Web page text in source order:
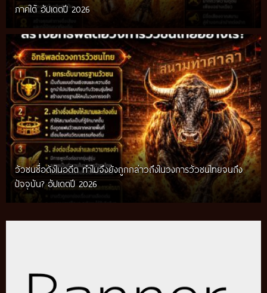
ภาคใต้ อัปเดตปี 2026
วัวชนชื่อดังในอดีต ทำไมจึงยังถูกกล่าวถึงในวงการวัวชนไทยจนถึง
ปัจจุบัน? อัปเดตปี 2026
กติกาวัวชนสมัยก่อน วิถีการแข่งขันดั้งเดิมที่สืบทอดผ่านภูมิปัญญา
ท้องถิ่น อัปเดตปี 2026